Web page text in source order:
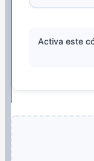
Activa este